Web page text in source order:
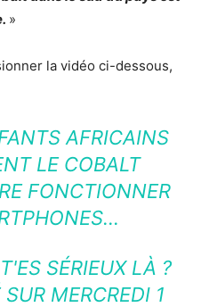
»
la vidéo ci-dessous,
AFRICAINS
LE COBALT
FONCTIONNER
SÉRIEUX LÀ ?
SUR MERCREDI 1